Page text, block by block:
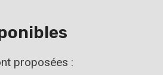
proposées :